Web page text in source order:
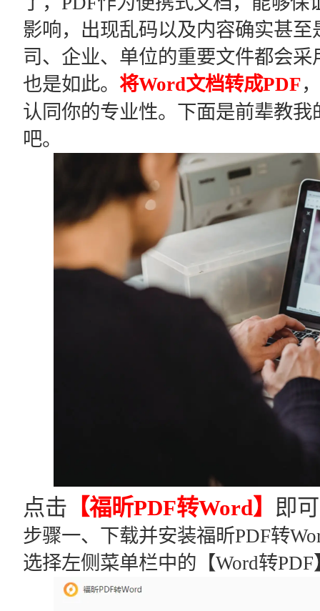
影响，出现乱码以及内容确实甚
司、企业、单位的重要文件都会
也是如此。 将Word文档转成PDF
认同你的专业性。下面是前辈教
吧。
点击 【福昕PDF转Word】 即
步骤一、下载并安装福昕PDF转
选择左侧菜单栏中的【Word转PDF